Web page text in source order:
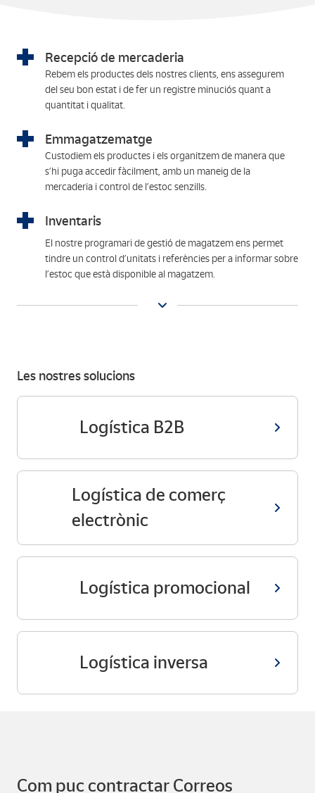
Recepció de mercaderia
Rebem els productes dels nostres clients, ens assegurem
del seu bon estat i de fer un registre minuciós quant a
quantitat i qualitat.
Emmagatzematge
Custodiem els productes i els organitzem de manera que
s’hi puga accedir fàcilment, amb un maneig de la
mercaderia i control de l’estoc senzills.
Inventaris
El nostre programari de gestió de magatzem ens permet
tindre un control d’unitats i referències per a informar sobre
l’estoc que està disponible al magatzem.
Les nostres solucions
Logística B2B
Logística de comerç
electrònic
Logística promocional
Logística inversa
Com puc contractar Correos